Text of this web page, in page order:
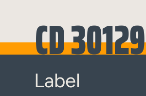
CD 30129
Label